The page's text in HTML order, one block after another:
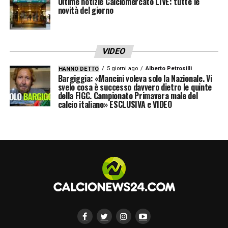
L’ex CT ha rifiutato offerte milionarie da club
e Fenerbahce), preferendo attendere un
progetto competitivo in Serie A. La sua
risposta è stata chiara: piena disponibilità e
fiducia nella missione di rilancio juventina,
Firme imminenti, debutto già domani
Con i contratti già approvati legalmente da
formale delle firme. La Juventus punta ad
novità del giorno
VIDEO
HANNO DETTO 5 giorni ago Alberto Petrosilli
Bargiggia: «Mancini voleva solo la Nazionale. Vi
svelo cosa è successo davvero dietro le quinte
della FIGC. Campionato Primavera male del
calcio italiano» ESCLUSIVA e VIDEO